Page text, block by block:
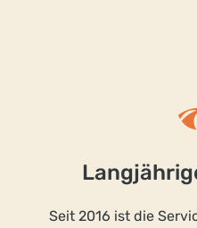
Seit 2016 ist die